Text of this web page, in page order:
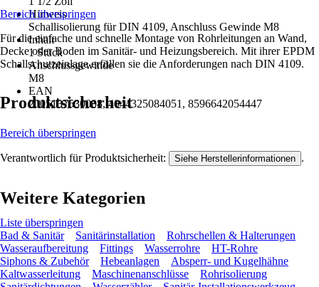
Hinweis
Schallisolierung für DIN 4109, Anschluss Gewinde M8
Inhalt
1 Stück
Anschlussgewinde
M8
EAN
2005137530008, 4044325084051, 8596642054447
Bereich überspringen
Für die einfache und schnelle Montage von Rohrleitungen an Wand,
Decke oder Boden im Sanitär- und Heizungsbereich. Mit ihrer EPDM
Schallschutzeinlage erfüllen sie die Anforderungen nach DIN 4109.
Produktsicherheit
Bereich überspringen
Verantwortlich für Produktsicherheit: Siehe Herstellerinformationen .
Weitere Kategorien
Liste überspringen
Bad & Sanitär
Sanitärinstallation
Rohrschellen & Halterungen
Wasseraufbereitung
Fittings Wasserrohre
HT-Rohre
Siphons & Zubehör
Hebeanlagen
Absperr- und Kugelhähne
Kaltwasserleitung
Maschinenanschlüsse
Rohrisolierung